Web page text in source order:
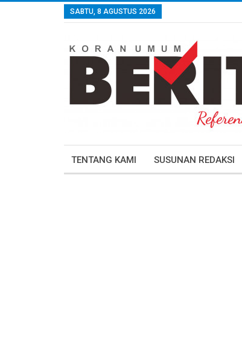
SABTU, 8 AGUSTUS 2026
TENTANG KAMI SUSUNAN REDAKSI